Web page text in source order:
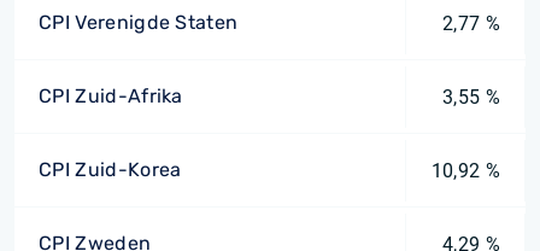
CPI Verenigde Staten 2,77 %
CPI Zuid-Afrika 3,55 %
CPI Zuid-Korea 10,92 %
CPI Zweden 4,29 %